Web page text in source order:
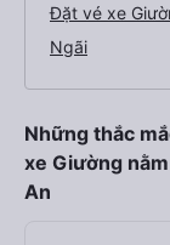
Đặt vé xe
Ngãi
Những thắc
xe Giường
An